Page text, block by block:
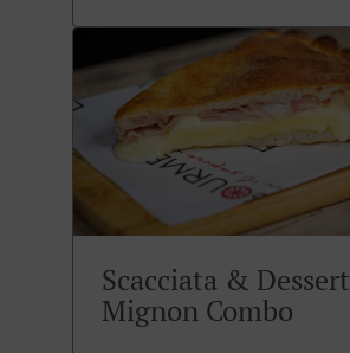
Scacciata & Dessert
Mignon Combo